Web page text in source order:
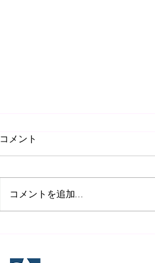
相手の反応を読む力と、反応
回のブログで少し触れましたが、
今回はそれぞれの業界における “
す。 美容業時代、私はお客様と
コメント
コメントを追加…